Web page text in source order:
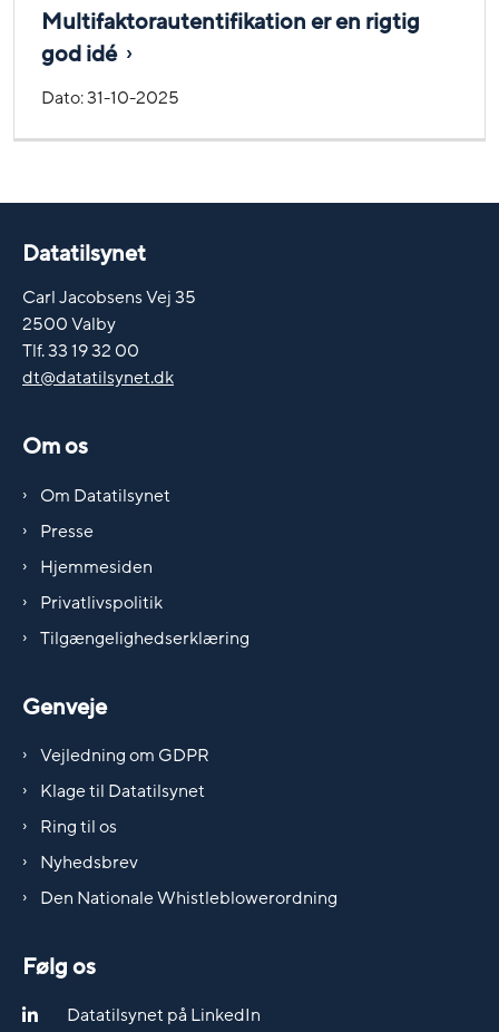
Multifaktorautentifikation er en rigtig
god idé
Dato:31-10-2025
Datatilsynet
Carl Jacobsens Vej 35
2500 Valby
Tlf. 33 19 32 00
dt@datatilsynet.dk
Om os
Om Datatilsynet
Presse
Hjemmesiden
Privatlivspolitik
Tilgængelighedserklæring
Genveje
Vejledning om GDPR
Klage til Datatilsynet
Ring til os
Nyhedsbrev
Den Nationale Whistleblowerordning
Følg os
Datatilsynet på LinkedIn